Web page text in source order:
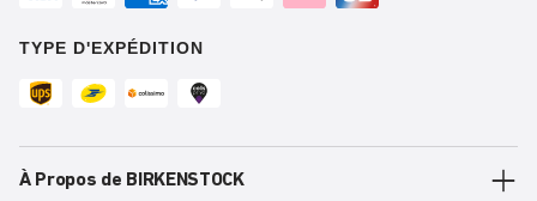
TYPE D'EXPÉDITION
À Propos de BIRKENSTOCK